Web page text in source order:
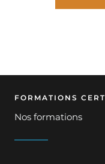
FORMATIONS
Nos formations